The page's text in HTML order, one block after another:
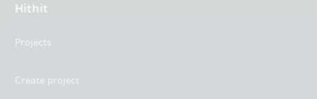
Hithit
Projects
Create project